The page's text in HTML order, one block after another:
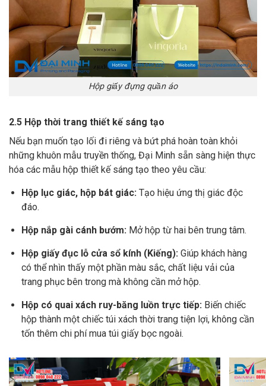
Hộp giấy đựng quần áo
2.5 Hộp thời trang thiết kế sáng tạo
Nếu bạn muốn tạo lối đi riêng và bứt phá hoàn toàn khỏi
những khuôn mẫu truyền thống, Đại Minh sẵn sàng hiện thực
hóa các mẫu hộp thiết kế sáng tạo theo yêu cầu:
Hộp lục giác, hộp bát giác:Tạo hiệu ứng thị giác độc
đáo.
Hộp nắp gài cánh bướm:Mở hộp từ hai bên trung tâm.
Hộp giấy đục lỗ cửa sổ kính (Kiếng):Giúp khách hàng
có thể nhìn thấy một phần màu sắc, chất liệu vải của
trang phục bên trong mà không cần mở hộp.
Hộp có quai xách ruy-băng luồn trực tiếp:Biến chiếc
hộp thành một chiếc túi xách thời trang tiện lợi, không cần
tốn thêm chi phí mua túi giấy bọc ngoài.